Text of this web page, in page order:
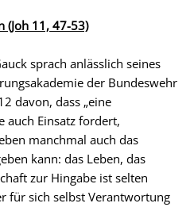
(Joh 11, 47-53)
sprach anlässlich seines
der Bundeswehr
davon, dass „eine
Einsatz fordert,
manchmal auch das
kann: das Leben, das
zur Hingabe ist selten
für sich selbst Verantwortung